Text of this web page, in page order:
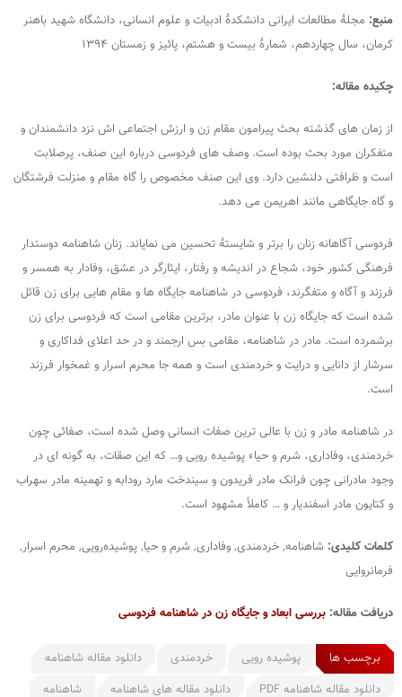
منبع: مجلۀ مطالعات ایرانی دانشکدۀ ادبیات و علوم انسانی، دانشگاه شهید باهنر
کرمان، سال چهاردهم، شمارۀ بیست و هشتم، پائیز و زمستان ۱۳۹۴
چکیده مقاله:
از زمان های گذشته بحث پیرامون مقام زن و ارزش اجتماعی اش نزد دانشمندان و
متفکران مورد بحث بوده است. وصف های فردوسی درباره این صنف، پرصلابت
است و ظرافتی دلنشین دارد. وی این صنف مخصوص را گاه مقام و منزلت فرشتگان
و گاه جایگاهی مانند اهریمن می دهد.
فردوسی آگاهانه زنان را برتر و شایستۀ تحسین می نمایاند. زنان شاهنامه دوستدار
فرهنگی کشور خود، شجاع در اندیشه و رفتار، ایثارگر در عشق، وفادار به همسر و
فرزند و آگاه و متفگرند، فردوسی در شاهنامه جایگاه ها و مقام هایی برای زن قائل
شده است که جایگاه زن با عنوان مادر، برترین مقامی است که فردوسی برای زن
برشمرده است. مادر در شاهنامه، مقامی بس ارجمند و در حد اعلای فداکاری و
سرشار از دانایی و درایت و خردمندی است و همه جا محرم اسرار و غمخوار فرزند
است.
در شاهنامه مادر و زن با عالی ترین صفات انسانی وصل شده است، صفائی چون
خردمندی، وفاداری، شرم و حیاء پوشیده رویی و… که این صقات، به گونه ای در
وجود مادرانی چون فرانک مادر فریدون و سیندخت مارد رودابه و تهمینه مادر سهراب
و کتایون مادر اسفندیار و … کاملاً مشهود است.
کلمات کلیدی: شاهنامه, خردمندی, وفاداری, شرم و حیا, پوشیده‌رویی, محرم اسرار,
فرمانروایی
دریافت مقاله: بررسی ابعاد و جایگاه زن در شاهنامه فردوسی
برچسب ها پوشیده رویی خردمندی
دانلود مقاله شاهنامه
دانلود مقاله شاهنامه PDF
دانلود مقاله های شاهنامه شاهنامه